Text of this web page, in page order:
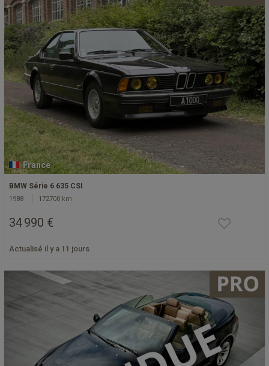
France
BMW Série 6 635 CSI
1988 172700 km
34 990 €
Actualisé il y a 11 jours